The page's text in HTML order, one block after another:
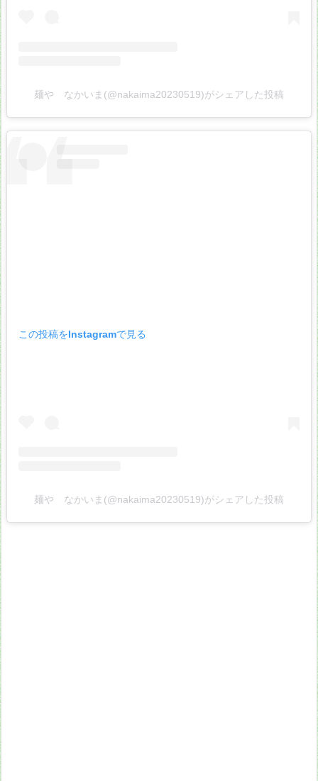
麺や なかいま(@nakaima20230519)がシェアした投稿
この投稿をInstagramで見る
麺や なかいま(@nakaima20230519)がシェアした投稿